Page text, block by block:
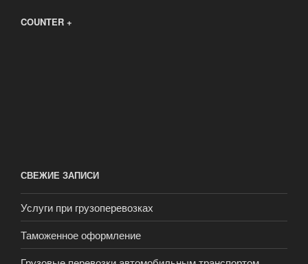
COUNTER +
СВЕЖИЕ ЗАПИСИ
Услуги при грузоперевозках
Таможенное оформление